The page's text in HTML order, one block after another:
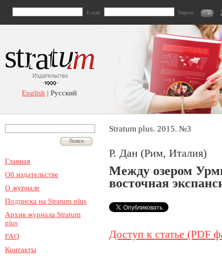
E-mail Пароль
English | Русский
Главная
Об издательстве
О журнале
Подписка на Stratum plus
Архив журнала Stratum
plus
FAQ
Контакты
Stratum plus. 2015. №3
Р. Дан (Рим, Италия)
Между озером
восточная
Доступ к статье (PDF